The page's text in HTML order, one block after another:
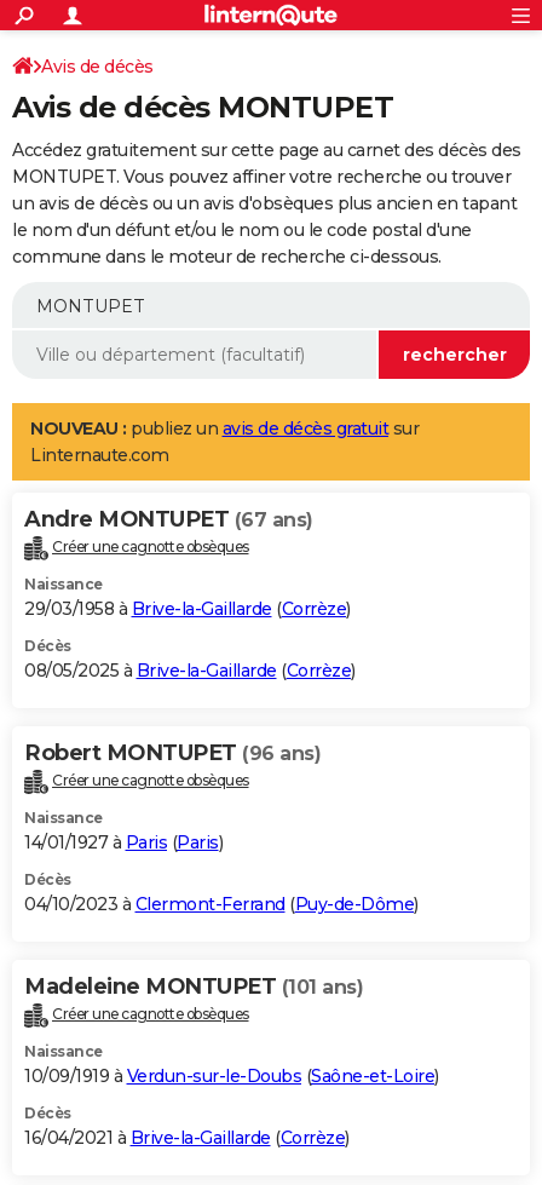
ACTUALITÉS
Politique
Société
Faits Divers
Education
Monde
Villes
+
SPORT
Coupe du monde 2026
Football
Tennis
Cyclisme
Rugby
Forum
Programme TV
TNT
Streaming
Cinéma
Sorties cinéma
Musique
+
FINANCE
Impôts
Immobilier
Risques naturels par ville
Banque
Assurance
Crédit
AUTO
Essais
Réserver un essai
Citadines
Berlines
SUV
Forum auto
+
Mobiles
Meilleur smartphone
Internet
Ordinateurs
Jeux vidéo
Guide high-tech
Aménagement intérieur
LIFESTYLE
Art de vivre
Bien-être
Loisirs
Mode
Modes de vie
Alimentation
Guide de la santé
Maladies
Médicaments
Sommeil
VOYAGE
Destinations
City break
Voyage nature
Voyage de noces
Forum
Climat
+PHOTO
GUIDES D'ACHAT
BONS PLANS
Carte de Noël
Carte Bonne année
Carte Saint-Valentin
Carte Pâques
Carte d'anniversaire
DICTIONNAIRE
Dictionnaire
Biographies
Citations
Expressions
Proverbes
PROGRAMME TV
S'inscrire
Se connecter
Lycées
Collèges
Primaires
Universités
Entreprises
Service militaire
Avis de recherche
AVIS DE DÉCÈS
Bricolage
Lifestyle
Culture
Sport
Auto
Television
Voyage
Cinema
Avis de décès
Avis de décès MONTUPET
Accédez gratuitement sur cette page au carnet des décès des
MONTUPET. Vous pouvez affiner votre recherche ou trouver
un avis de décès ou un avis d'obsèques plus ancien en tapant
le nom d'un défunt et/ou le nom ou le code postal d'une
commune dans le moteur de recherche ci-dessous.
NOUVEAU : publiez un avis de décès gratuitsur
Linternaute.com
Andre MONTUPET (67 ans)
Créer une cagnotte obsèques
Naissance
29/03/1958 à Brive-la-Gaillarde (Corrèze)
Décès
08/05/2025 à Brive-la-Gaillarde (Corrèze)
Robert MONTUPET (96 ans)
Créer une cagnotte obsèques
Naissance
14/01/1927 à Paris (Paris)
Décès
04/10/2023 à Clermont-Ferrand (Puy-de-Dôme)
Madeleine MONTUPET (101 ans)
Créer une cagnotte obsèques
Naissance
10/09/1919 à Verdun-sur-le-Doubs (Saône-et-Loire)
Décès
16/04/2021 à Brive-la-Gaillarde (Corrèze)